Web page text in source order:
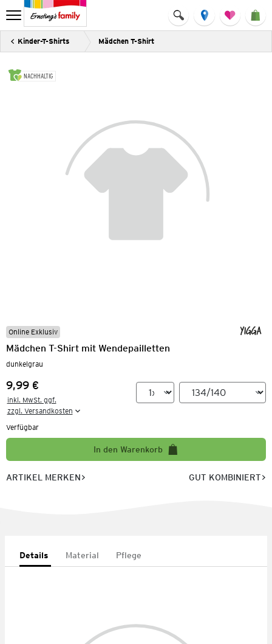
Kinder-T-Shirts Mädchen T-Shirt
NACHHALTIG
Online Exklusiv
Mädchen T-Shirt mit Wendepailletten
dunkelgrau
Preis:
9,99 €
inkl. MwSt. ggf.
zzgl. Versandkosten
Verfügbar
In den Warenkorb
ARTIKEL MERKEN GUT KOMBINIERT
Details Material Pflege